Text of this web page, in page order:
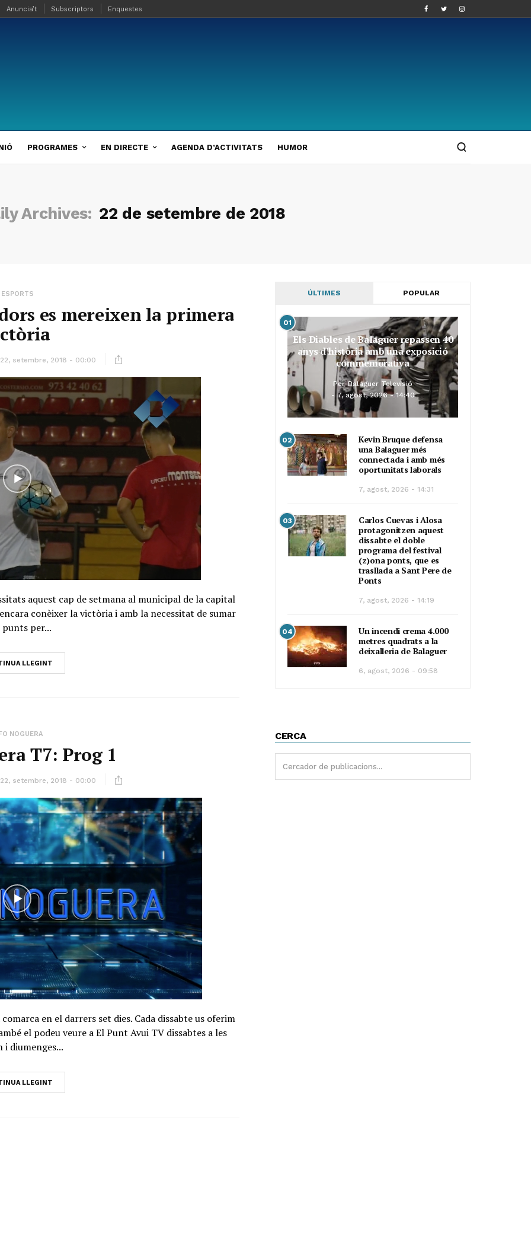
Anuncia’t Subscriptors Enquestes
PROGRAMES EN DIRECTE AGENDA D’ACTIVITATS HUMOR
Archives: 22 de setembre de 2018
ESPORTS
es mereixen la primera
22, setembre, 2018 - 00:00
aquest cap de setmana al municipal de la capital
conèixer la victòria i amb la necessitat de sumar
per...
LLEGINT
NOGUERA
T7: Prog 1
22, setembre, 2018 - 00:00
en el darrers set dies. Cada dissabte us oferim
el podeu veure a El Punt Avui TV dissabtes a les
i diumenges...
LLEGINT
ÚLTIMES POPULAR
01
Els Diables de Balaguer repassen 40
anys d’història amb una exposició
commemorativa
Per Balaguer Televisió
7, agost, 2026 - 14:40
02
Kevin Bruque defensa
una Balaguer més
connectada i amb més
oportunitats laborals
7, agost, 2026 - 14:31
03
Carlos Cuevas i Alosa
protagonitzen aquest
dissabte el doble
programa del festival
(z)ona ponts, que es
trasllada a Sant Pere de
Ponts
7, agost, 2026 - 14:19
04
Un incendi crema 4.000
metres quadrats a la
deixalleria de Balaguer
6, agost, 2026 - 09:58
CERCA